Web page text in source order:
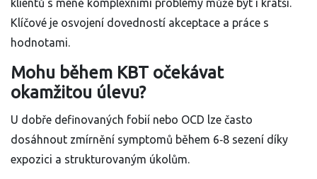
klientů s méně komplexními problémy může být i kratší.
Klíčové je osvojení dovedností akceptace a práce s
hodnotami.
Mohu během KBT očekávat
okamžitou úlevu?
U dobře definovaných fobií nebo OCD lze často
dosáhnout zmírnění symptomů během 6‑8 sezení díky
expozici a strukturovaným úkolům.